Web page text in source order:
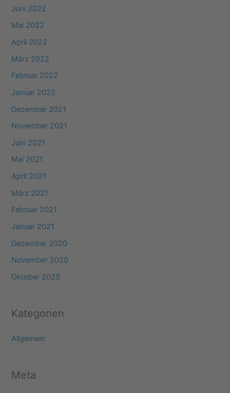
Juni 2022
Mai 2022
April 2022
März 2022
Februar 2022
Januar 2022
Dezember 2021
November 2021
Juni 2021
Mai 2021
April 2021
März 2021
Februar 2021
Januar 2021
Dezember 2020
November 2020
Oktober 2020
Kategorien
Allgemein
Meta